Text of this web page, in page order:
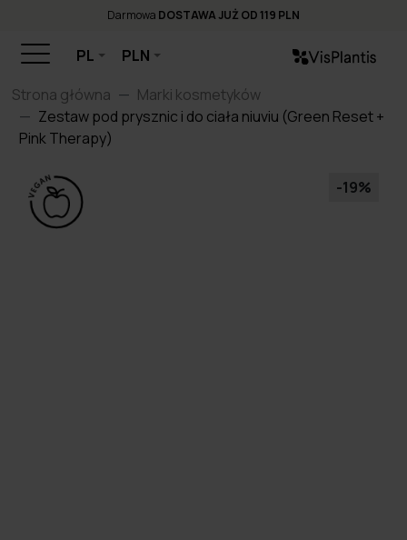
Darmowa DOSTAWA JUŻ OD 119 PLN
PL
PLN
Strona główna
Marki kosmetyków
Zestaw pod prysznic i do ciała niuviu (Green Reset +
Pink Therapy)
-19%